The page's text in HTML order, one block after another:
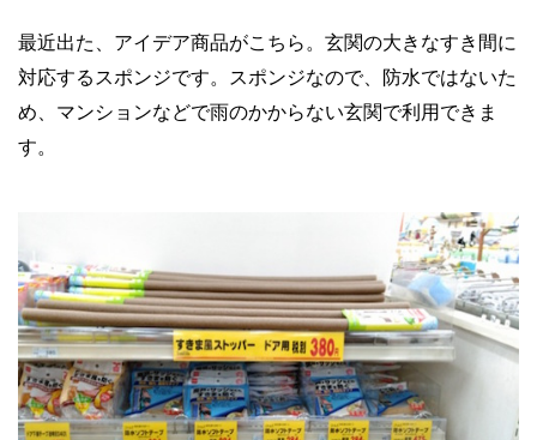
最近出た、アイデア商品がこちら。玄関の大きなすき間に
対応するスポンジです。スポンジなので、防水ではないた
め、マンションなどで雨のかからない玄関で利用できま
す。